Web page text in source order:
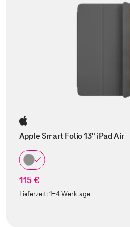
Apple Smart Folio 13" iPad Air
115 €
Lieferzeit:1-4 Werktage